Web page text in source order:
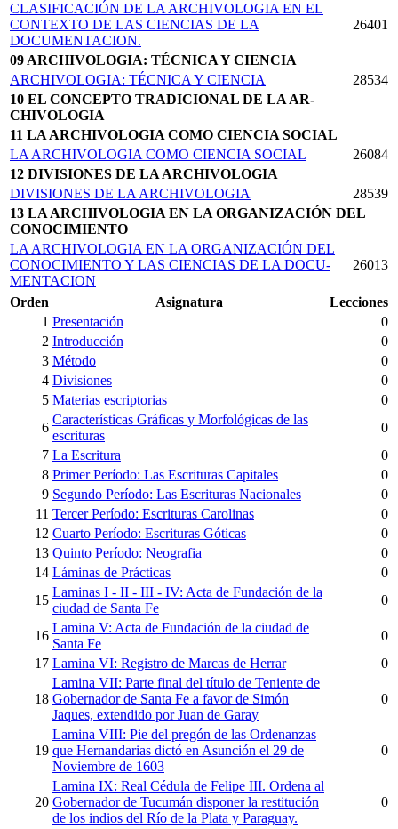
CLASIFICACIÓN DE LA ARCHIVOLOGIA EN EL
CONTEXTO DE LAS CIENCIAS DE LA
DOCUMENTACION.
26401
09 ARCHIVOLOGIA: TÉCNICA Y CIENCIA
ARCHIVOLOGIA: TÉCNICA Y CIENCIA
28534
10 EL CONCEPTO TRADICIONAL DE LA AR­
CHIVOLOGIA
11 LA ARCHIVOLOGIA COMO CIENCIA SOCIAL
LA ARCHIVOLOGIA COMO CIENCIA SOCIAL
26084
12 DIVISIONES DE LA ARCHIVOLOGIA
DIVISIONES DE LA ARCHIVOLOGIA
28539
13 LA ARCHIVOLOGIA EN LA ORGANIZACIÓN DEL
CONOCIMIENTO
LA ARCHIVOLOGIA EN LA ORGANIZACIÓN DEL
CONOCIMIENTO Y LAS CIENCIAS DE LA DOCU­
MENTACION
26013
Orden Asignatura
Lecciones
1 Presentación
0
2 Introducción
0
3 Método
0
4 Divisiones
0
5 Materias escriptorias
0
6
Características Gráficas y Morfológicas de las
escrituras
0
7 La Escritura
0
8 Primer Período: Las Escrituras Capitales
0
9 Segundo Período: Las Escrituras Nacionales
0
11 Tercer Período: Escrituras Carolinas
0
12 Cuarto Período: Escrituras Góticas
0
13 Quinto Período: Neografia
0
14 Láminas de Prácticas
0
15
Laminas I - II - III - IV: Acta de Fundación de la
ciudad de Santa Fe
0
16
Lamina V: Acta de Fundación de la ciudad de
Santa Fe
0
17 Lamina VI: Registro de Marcas de Herrar 0
18
Lamina VII: Parte final del título de Teniente de
Gobernador de Santa Fe a favor de Simón
Jaques, extendido por Juan de Garay
0
19
Lamina VIII: Pie del pregón de las Ordenanzas
que Hernandarias dictó en Asunción el 29 de
Noviembre de 1603
0
20
Lamina IX: Real Cédula de Felipe III. Ordena al
Gobernador de Tucumán disponer la restitución
de los indios del Río de la Plata y Paraguay.
0